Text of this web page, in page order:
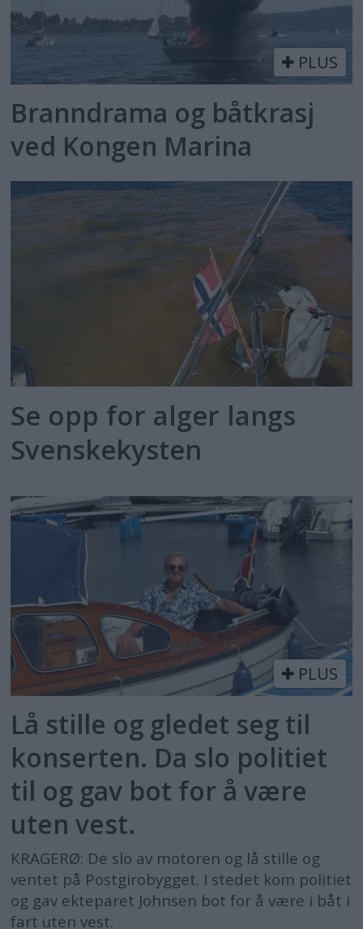
PLUS
Branndrama og båtkrasj
ved Kongen Marina
Se opp for alger langs
Svenskekysten
PLUS
Lå stille og gledet seg til
konserten. Da slo politiet
til og gav bot for å være
uten vest.
KRAGERØ: De slo av motoren og lå stille og
ventet på Postgirobygget. I stedet kom politiet
og gav ekteparet Johnsen bot for å være i båt i
fart uten vest.